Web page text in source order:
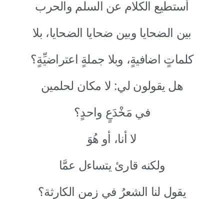
أستطيع الكلام عن السلم والحرب
بين الضحايا وبين ضحايا الضحايا، بلا
كلماتٍ اضافيةٍ، وبلا جملةٍ اعتراضيِّةٍ؟
هل يقولون لي: لا مكان لحلمين
في مَخْدَعٍ واحدٍ؟
لا أنا، أو هُوَ
ولكنه قارئ يتساءل عمَّا
يقول لنا الشعرُ في زمن الكارثة؟